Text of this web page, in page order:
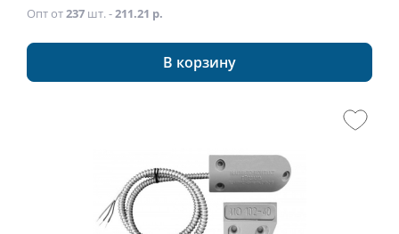
Опт от237 шт. -211.21 р.
В корзину